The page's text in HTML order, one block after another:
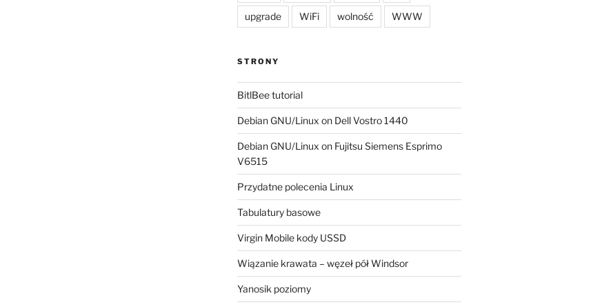
upgrade WiFi wolność WWW
STRONY
BitlBee tutorial
Debian GNU/Linux on Dell Vostro 1440
Debian GNU/Linux on Fujitsu Siemens Esprimo
V6515
Przydatne polecenia Linux
Tabulatury basowe
Virgin Mobile kody USSD
Wiązanie krawata – węzeł pół Windsor
Yanosik poziomy